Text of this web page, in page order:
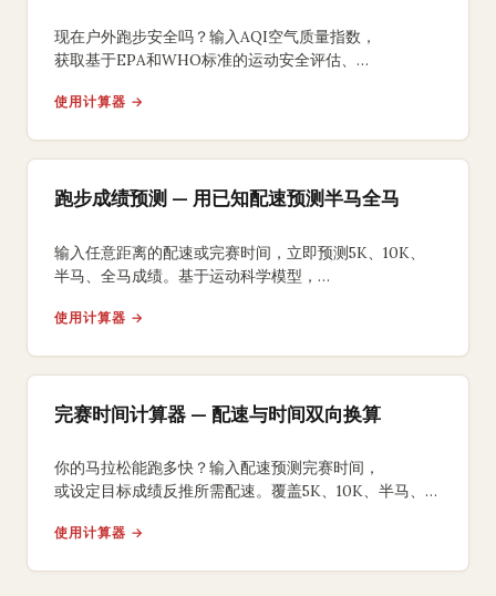
现在户外跑步安全吗？输入AQI空气质量指数，
获取基于EPA和WHO标准的运动安全评估、
使用计算器 →
跑步成绩预测 — 用已知配速预测半马全马
输入任意距离的配速或完赛时间，立即预测5K、10K、
半马、全马成绩。基于运动科学模型，
使用计算器 →
完赛时间计算器 — 配速与时间双向换算
你的马拉松能跑多快？输入配速预测完赛时间，
或设定目标成绩反推所需配速。覆盖5K、10K、半马、
使用计算器 →